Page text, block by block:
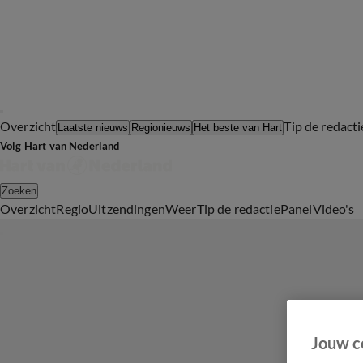
Overzicht Laatste nieuws Regionieuws Het beste van HartTip de
Volg Hart van Nederland
Zoeken
OverzichtRegioUitzendingenWeerTip de redactiePanelVideo's
Jouw